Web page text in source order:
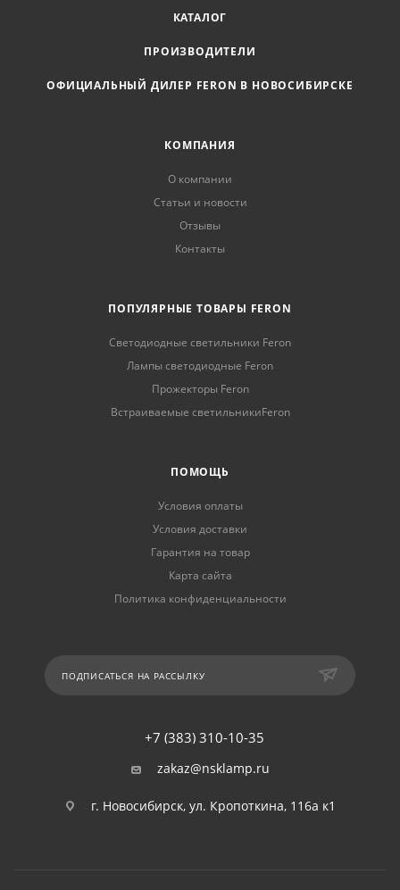
КАТАЛОГ
ПРОИЗВОДИТЕЛИ
ОФИЦИАЛЬНЫЙ ДИЛЕР FERON В НОВОСИБИРСКЕ
КОМПАНИЯ
О компании
Статьи и новости
Отзывы
Контакты
ПОПУЛЯРНЫЕ ТОВАРЫ FERON
Светодиодные светильники Feron
Лампы светодиодные Feron
Прожекторы Feron
Встраиваемые светильникиFeron
ПОМОЩЬ
Условия оплаты
Условия доставки
Гарантия на товар
Карта сайта
Политика конфиденциальности
ПОДПИСАТЬСЯ НА РАССЫЛКУ
+7 (383) 310-10-35
zakaz@nsklamp.ru
г. Новосибирск, ул. Кропоткина, 116а к1